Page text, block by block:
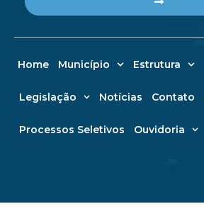
Home Município Estrutura
Legislação Notícias Contato
Processos Seletivos Ouvidoria